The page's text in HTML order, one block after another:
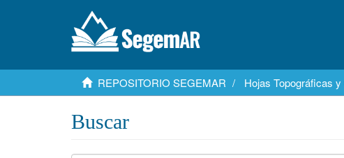
REPOSITORIO SEGEMAR Hojas Topográficas
Buscar